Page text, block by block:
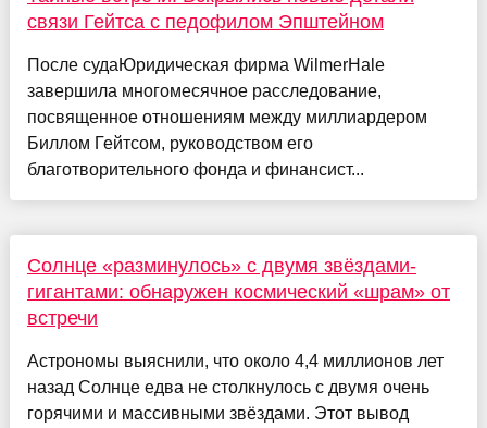
связи Гейтса с педофилом Эпштейном
После судаЮридическая фирма WilmerHale
завершила многомесячное расследование,
посвященное отношениям между миллиардером
Биллом Гейтсом, руководством его
благотворительного фонда и финансист...
Солнце «разминулось» с двумя звёздами-
гигантами: обнаружен космический «шрам» от
встречи
Астрономы выяснили, что около 4,4 миллионов лет
назад Солнце едва не столкнулось с двумя очень
горячими и массивными звёздами. Этот вывод